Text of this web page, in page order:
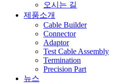
오시는 길
제품소개
Cable Builder
Connector
Adaptor
Test Cable Assembly
Termination
Precision Part
뉴스